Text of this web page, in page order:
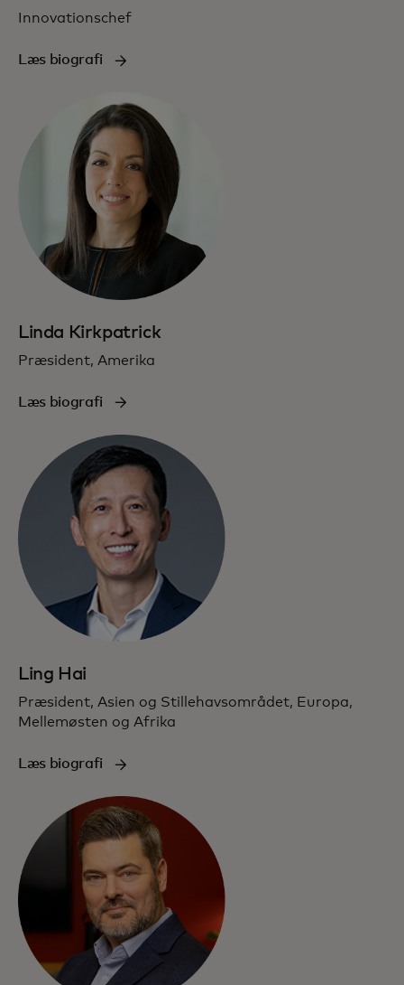
Innovationschef
Læs biografi
Linda Kirkpatrick
Præsident, Amerika
Læs biografi
Ling Hai
Præsident, Asien og Stillehavsområdet, Europa,
Mellemøsten og Afrika
Læs biografi